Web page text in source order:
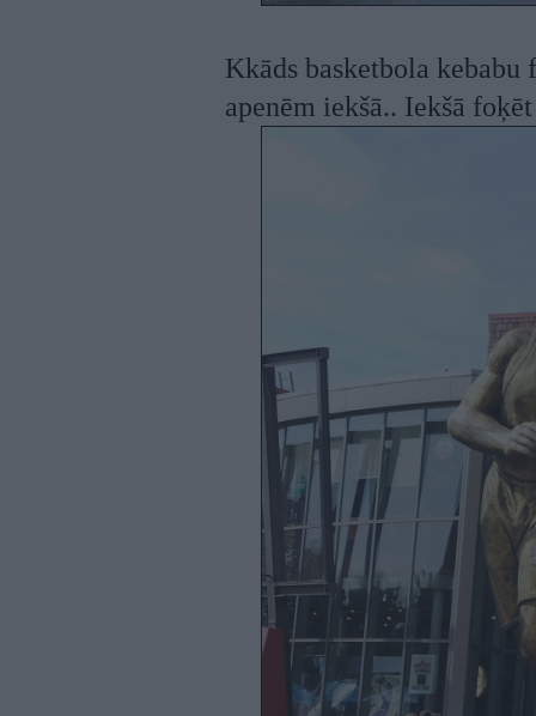
Kkāds basketbola
apenēm iekšā.. Iekšā